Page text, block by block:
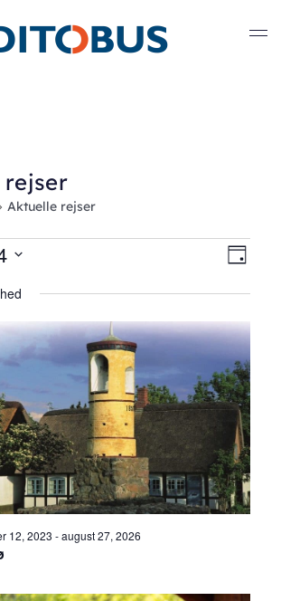
Aktuelle rejser
af
Dag
12, 2023 -august 27, 2026